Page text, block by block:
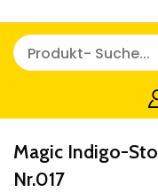
Magic Indigo-
Nr.017